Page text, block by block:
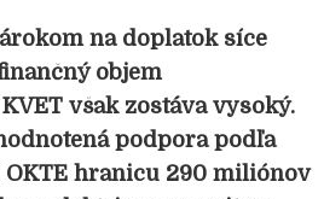
na doplatok síce
objem
však zostáva vysoký.
podpora podľa
hranicu 290 miliónov